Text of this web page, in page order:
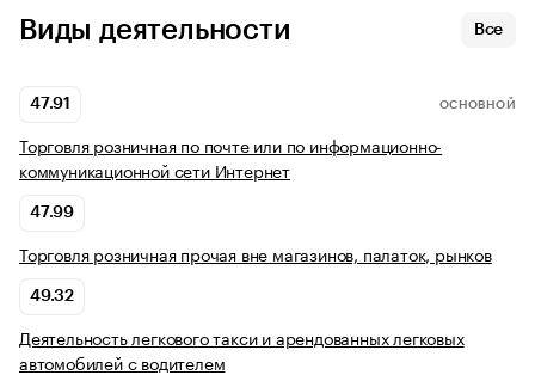
Виды деятельности Все
47.91 ОСНОВНОЙ
Торговля розничная по почте или по информационно-
коммуникационной сети Интернет
47.99
Торговля розничная прочая вне магазинов, палаток, рынков
49.32
Деятельность легкового такси и арендованных легковых
автомобилей с водителем